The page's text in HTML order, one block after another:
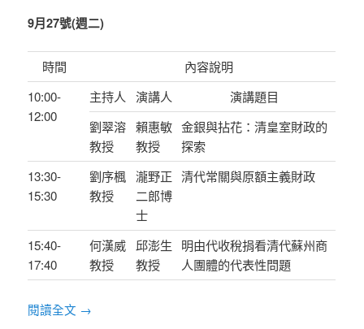
9月27號(週二)
時間
內容說明
10:00-
12:00
主持人 演講人
演講題目
劉翠溶
教授
賴惠敏
教授
金銀與拈花：清皇室財政的
探索
13:30-
15:30
劉序楓
教授
瀧野正
二郎博
士
清代常關與原額主義財政
15:40-
17:40
何漢威
教授
邱澎生
教授
明由代收稅捐看清代蘇州商
人團體的代表性問題
閱讀全文 →